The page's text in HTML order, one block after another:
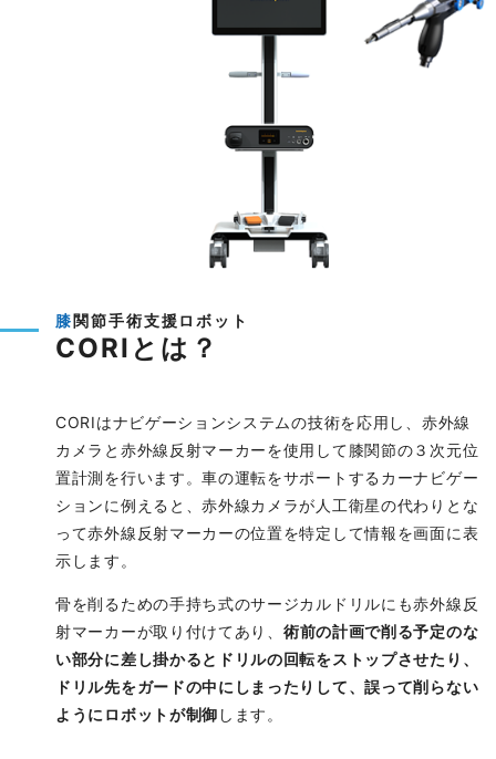
膝関節手術支援ロボット
CORIとは？
CORIはナビゲーションシステムの技術を応用し、赤外線
カメラと赤外線反射マーカーを使用して膝関節の３次元位
置計測を行います。車の運転をサポートするカーナビゲー
ションに例えると、赤外線カメラが人工衛星の代わりとな
って赤外線反射マーカーの位置を特定して情報を画面に表
示します。
骨を削るための手持ち式のサージカルドリルにも赤外線反
射マーカーが取り付けてあり、 術前の計画で削る予定のな
い部分に差し掛かるとドリルの回転をストップさせたり、
ドリル先をガードの中にしまったりして、誤って削らない
ようにロボットが制御 します。